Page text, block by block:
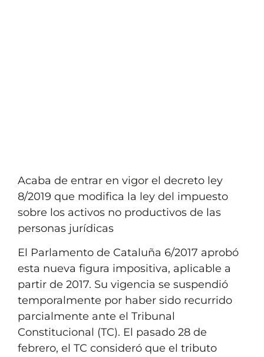
Acaba de entrar en vigor el decreto ley
8/2019 que modifica la ley del impuesto
sobre los activos no productivos de las
personas jurídicas
El Parlamento de Cataluña 6/2017 aprobó
esta nueva figura impositiva, aplicable a
partir de 2017. Su vigencia se suspendió
temporalmente por haber sido recurrido
parcialmente ante el Tribunal
Constitucional (TC). El pasado 28 de
febrero, el TC consideró que el tributo